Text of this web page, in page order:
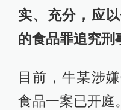
实、充分，应
的食品罪追究刑
目前，牛某涉
食品一案已开庭。